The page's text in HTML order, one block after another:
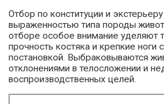
Отбор по конституции и
выраженностью типа породы
отборе особое внимание уделяют
прочность костяка и крепкие ноги
постановкой. Выбраковываются
отклонениями в телосложении и
воспроизводственных целей.